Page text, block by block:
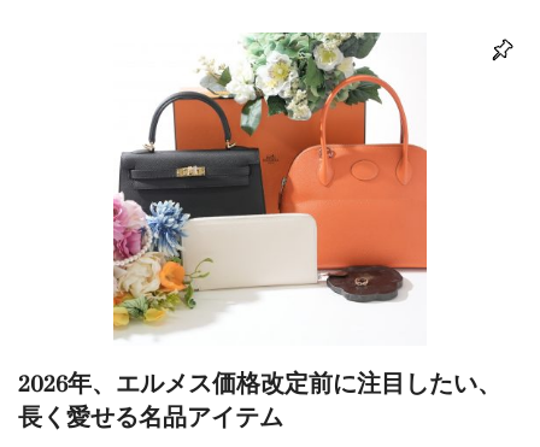
2026年、エルメス価格改定前に注目したい、
長く愛せる名品アイテム